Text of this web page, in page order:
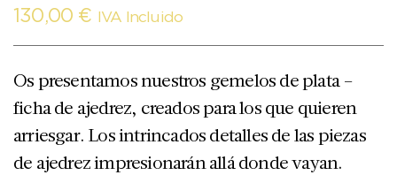
130,00 € IVA Incluido
Os presentamos nuestros gemelos de plata –
ficha de ajedrez, creados para los que quieren
arriesgar. Los intrincados detalles de las piezas
de ajedrez impresionarán allá donde vayan.